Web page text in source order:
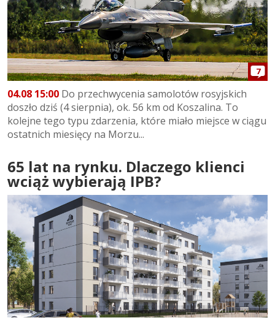
7
04.08 15:00 Do przechwycenia samolotów rosyjskich
doszło dziś (4 sierpnia), ok. 56 km od Koszalina. To
kolejne tego typu zdarzenia, które miało miejsce w ciągu
ostatnich miesięcy na Morzu...
65 lat na rynku. Dlaczego klienci
wciąż wybierają IPB?